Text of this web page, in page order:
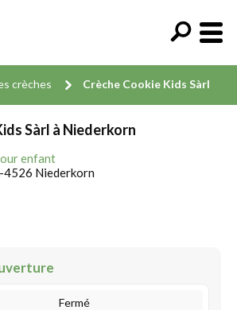
crèches Crèche Cookie Kids Sàrl
Sàrl à Niederkorn
enfant
4526 Niederkorn
Fermé